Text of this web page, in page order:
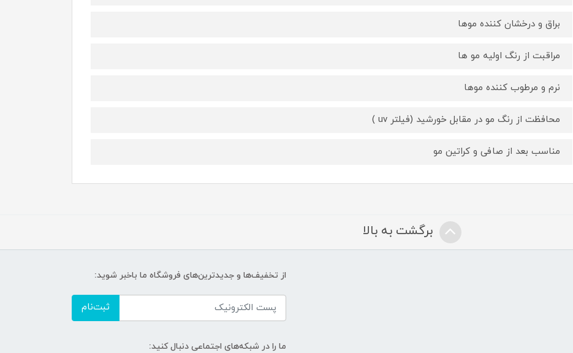
براق و درخشان کننده موها
مراقبت از رنگ اولیه مو ها
نرم و مرطوب کننده موها
محافظت از رنگ مو در مقابل خورشید (فیلتر uv )
مناسب بعد از صافی و کراتین مو
برگشت به بالا
از تخفیف‌ها و جدیدترین‌های فروشگاه ما باخبر شوید:
ثبت‌نام
ما را در شبکه‌های اجتماعی دنبال کنید: